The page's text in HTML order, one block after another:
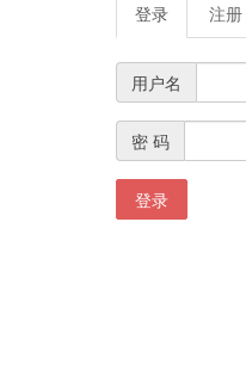
登录 注册
用户名
密 码
登录